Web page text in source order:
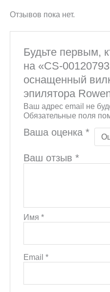
Отзывов пока нет.
Будьте первым,
на «CS-
оснащенный
эпилятора
Ваш адрес email не
Обязательные поля
Ваша оценка*
Ваш отзыв*
Имя*
Email*